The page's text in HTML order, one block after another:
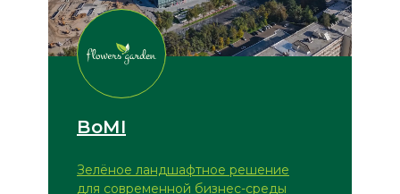
BoMI
Зелёное ландшафтное решение
для современной бизнес-среды